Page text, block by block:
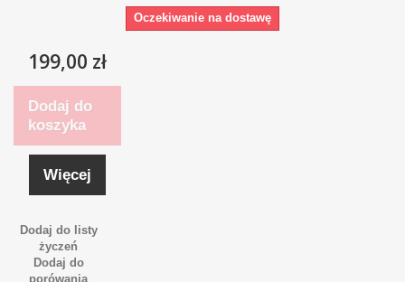
Oczekiwanie na dostawę
199,00 zł
Dodaj do
koszyka
Więcej
Dodaj do listy
życzeń
Dodaj do
porówania